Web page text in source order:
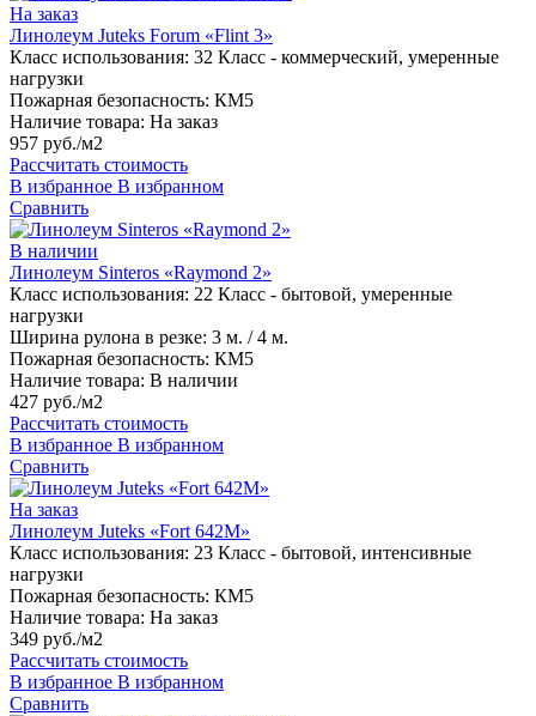
На заказ
Линолеум Juteks Forum «Flint 3»
Класс использования: 32 Класс - коммерческий, умеренные
нагрузки
Пожарная безопасность: КМ5
Наличие товара: На заказ
957 руб./м2
Рассчитать стоимость
В избранное В избранном
Сравнить
В наличии
Линолеум Sinteros «Raymond 2»
Класс использования: 22 Класс - бытовой, умеренные
нагрузки
Ширина рулона в резке: 3 м. / 4 м.
Пожарная безопасность: КМ5
Наличие товара: В наличии
427 руб./м2
Рассчитать стоимость
В избранное В избранном
Сравнить
На заказ
Линолеум Juteks «Fort 642M»
Класс использования: 23 Класс - бытовой, интенсивные
нагрузки
Пожарная безопасность: КМ5
Наличие товара: На заказ
349 руб./м2
Рассчитать стоимость
В избранное В избранном
Сравнить